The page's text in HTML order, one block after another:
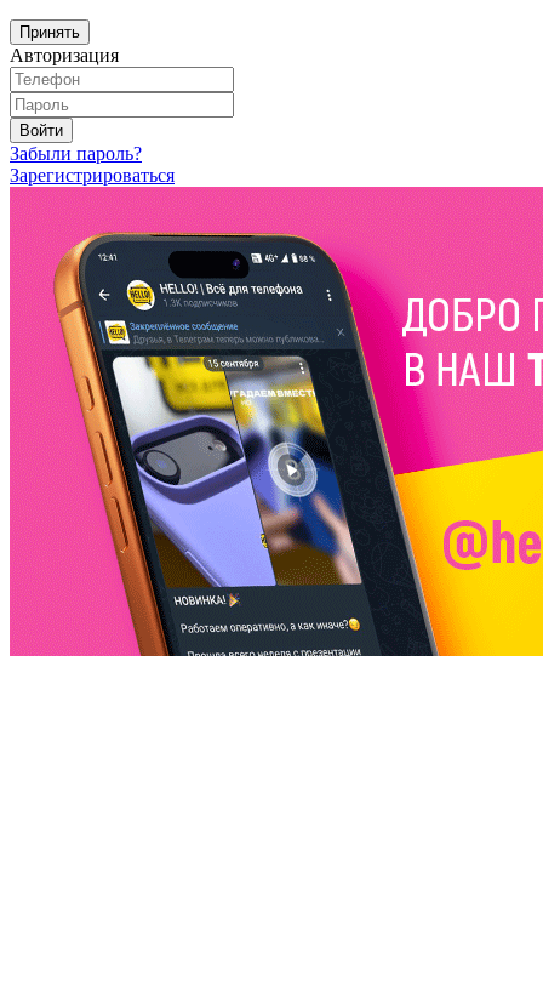
Принять
Авторизация
Войти
Забыли пароль?
Зарегистрироваться